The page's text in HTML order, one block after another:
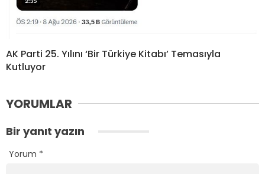
AK Parti 25. Yılını ‘Bir Türkiye Kitabı’ Temasıyla
Kutluyor
YORUMLAR
Bir yanıt yazın
Yorum *